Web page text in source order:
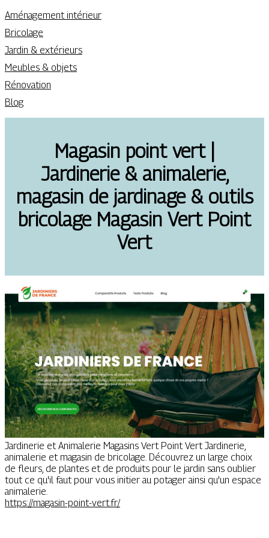
Aménagement intérieur
Bricolage
Jardin & extérieurs
Meubles & objets
Rénovation
Blog
Magasin point vert |
Jardinerie & animalerie,
magasin de jardinage & outils
bricolage Magasin Vert Point
Vert
Jardinerie et Animalerie Magasins Vert Point Vert Jardinerie,
animalerie et magasin de bricolage. Découvrez un large choix
de fleurs, de plantes et de produits pour le jardin sans oublier
tout ce qu'il faut pour vous initier au potager ainsi qu'un espace
animalerie.
https://magasin-point-vert.fr/